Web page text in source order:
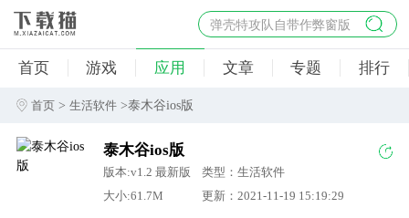
弹壳特攻队自带作弊窗版
杀手47行动
地狱幸存者破解版
首页 游戏 应用 文章 专题 排行
首页 >生活软件 >泰木谷ios版
泰木谷ios版
版本:v1.2 最新版
类型：生活软件
大小:61.7M
更新：2021-11-19 15:19:29